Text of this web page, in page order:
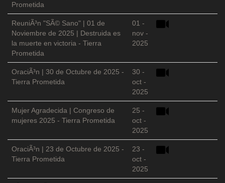
Prometida
ReuniÃ³n "SÃ© Sano" | 01 de
Noviembre de 2025 | Destruida es
la muerte en victoria - Tierra
Prometida
01 -
nov -
2025
OraciÃ³n | 30 de Octubre de 2025 -
Tierra Prometida
30 -
oct -
2025
Mujer Agradecida | Congreso de
mujeres 2025 - Tierra Prometida
25 -
oct -
2025
OraciÃ³n | 23 de Octubre de 2025 -
Tierra Prometida
23 -
oct -
2025